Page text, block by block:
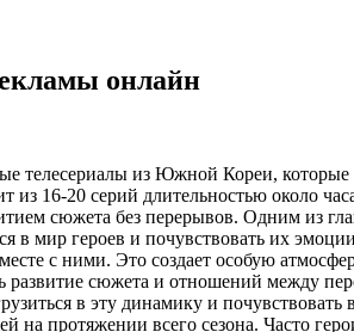
онлайн
из Южной Кореи, которые
16-20 серий длительностью около
сюжета без перерывов. Одним из
в мир героев и почувствовать их
с ними. Это создает особую
развитие сюжета и отношений между
в эту динамику и
на протяжении всего сезона. Часто